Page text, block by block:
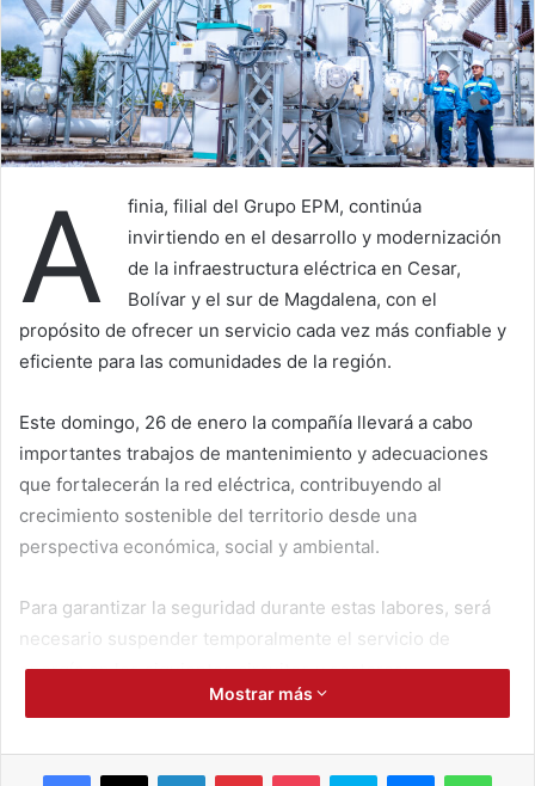
A
finia, filial del Grupo EPM, continúa
invirtiendo en el desarrollo y modernización
de la infraestructura eléctrica en Cesar,
Bolívar y el sur de Magdalena, con el
propósito de ofrecer un servicio cada vez más confiable y
eficiente para las comunidades de la región.
Este domingo, 26 de enero la compañía llevará a cabo
importantes trabajos de mantenimiento y adecuaciones
que fortalecerán la red eléctrica, contribuyendo al
crecimiento sostenible del territorio desde una
perspectiva económica, social y ambiental.
Para garantizar la seguridad durante estas labores, será
necesario suspender temporalmente el servicio de
energía en los siguientes circuitos y sectores:
Mostrar más